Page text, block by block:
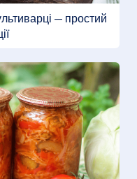
— простий